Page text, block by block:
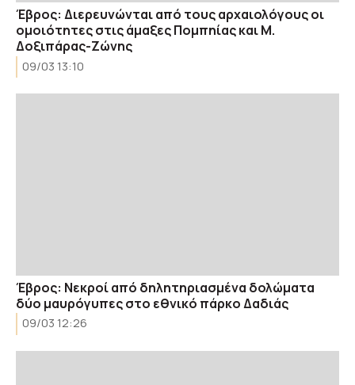
Έβρος: Διερευνώνται από τους αρχαιολόγους οι
ομοιότητες στις άμαξες Πομπηίας και Μ.
Δοξιπάρας-Ζώνης
09/03 13:10
Έβρος: Νεκροί από δηλητηριασμένα δολώματα
δύο μαυρόγυπες στο εθνικό πάρκο Δαδιάς
09/03 12:26